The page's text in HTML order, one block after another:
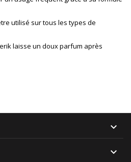
utilisé sur tous les types de
laisse un doux parfum après

